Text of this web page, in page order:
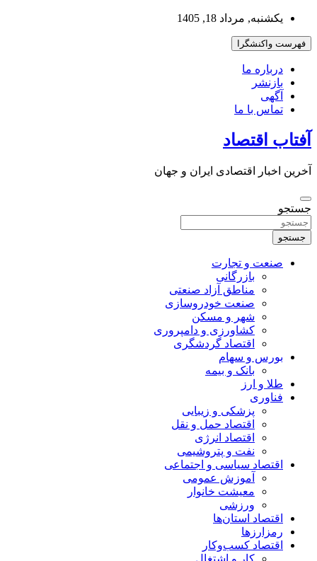
بروید
یکشنبه, مرداد 18, 1405
فهرست واکنشگرا
درباره ما
بازنشر
آگهی
تماس با ما
آفتاب اقتصاد
آخرین اخبار اقتصادی ایران و جهان
جستجو
جستجو
صنعت و تجارت
بازرگانی
مناطق آزاد صنعتی
صنعت خودروسازی
شهر و مسکن
کشاورزی و دامپروری
اقتصاد گردشگری
بورس و سهام
بانک و بیمه
طلا و ارز
فناوری
پزشکی و زیبایی
اقتصاد حمل و نقل
اقتصاد انرژی
نفت و پتروشیمی
اقتصاد سیاسی و اجتماعی
آموزش عمومی
معیشت خانوار
ورزشی
اقتصاد استان‌ها
رمزارزها
اقتصاد کسب‌و‌کار
کار و اشتغال